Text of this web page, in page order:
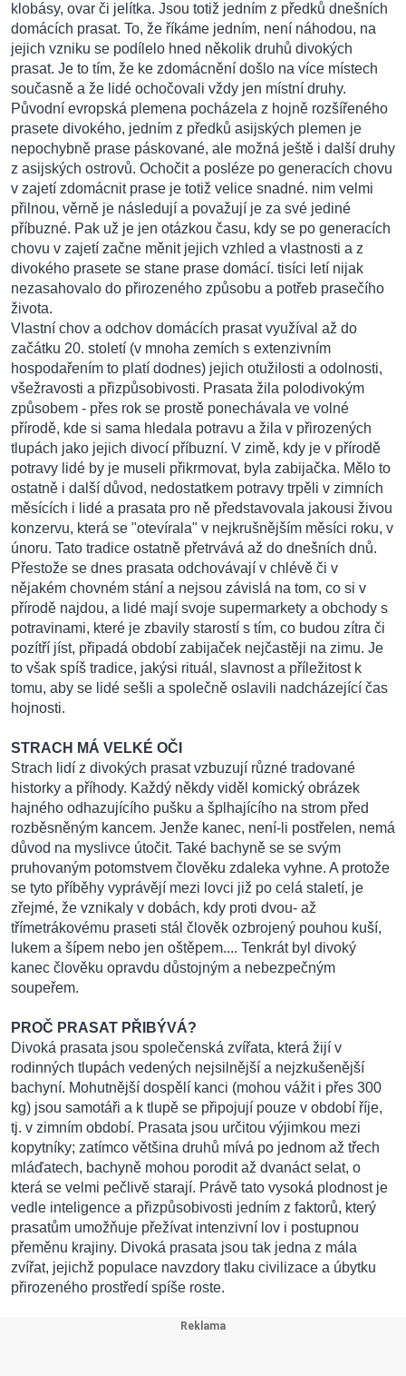
klobásy, ovar či jelítka. Jsou totiž jedním z předků dnešních
domácích prasat. To, že říkáme jedním, není náhodou, na
jejich vzniku se podílelo hned několik druhů divokých
prasat. Je to tím, že ke zdomácnění došlo na více místech
současně a že lidé ochočovali vždy jen místní druhy.
Původní evropská plemena pocházela z hojně rozšířeného
prasete divokého, jedním z předků asijských plemen je
nepochybně prase páskované, ale možná ještě i další druhy
z asijských ostrovů. Ochočit a posléze po generacích chovu
v zajetí zdomácnit prase je totiž velice snadné. nim velmi
přilnou, věrně je následují a považují je za své jediné
příbuzné. Pak už je jen otázkou času, kdy se po generacích
chovu v zajetí začne měnit jejich vzhled a vlastnosti a z
divokého prasete se stane prase domácí. tisíci letí nijak
nezasahovalo do přirozeného způsobu a potřeb prasečího
života.
Vlastní chov a odchov domácích prasat využíval až do
začátku 20. století (v mnoha zemích s extenzivním
hospodařením to platí dodnes) jejich otužilosti a odolnosti,
všežravosti a přizpůsobivosti. Prasata žila polodivokým
způsobem - přes rok se prostě ponechávala ve volné
přírodě, kde si sama hledala potravu a žila v přirozených
tlupách jako jejich divocí příbuzní. V zimě, kdy je v přírodě
potravy lidé by je museli přikrmovat, byla zabijačka. Mělo to
ostatně i další důvod, nedostatkem potravy trpěli v zimních
měsících i lidé a prasata pro ně představovala jakousi živou
konzervu, která se "otevírala" v nejkrušnějším měsíci roku, v
únoru. Tato tradice ostatně přetrvává až do dnešních dnů.
Přestože se dnes prasata odchovávají v chlévě či v
nějakém chovném stání a nejsou závislá na tom, co si v
přírodě najdou, a lidé mají svoje supermarkety a obchody s
potravinami, které je zbavily starostí s tím, co budou zítra či
pozítří jíst, připadá období zabijaček nejčastěji na zimu. Je
to však spíš tradice, jakýsi rituál, slavnost a příležitost k
tomu, aby se lidé sešli a společně oslavili nadcházející čas
hojnosti.
STRACH MÁ VELKÉ OČI
Strach lidí z divokých prasat vzbuzují různé tradované
historky a příhody. Každý někdy viděl komický obrázek
hajného odhazujícího pušku a šplhajícího na strom před
rozběsněným kancem. Jenže kanec, není-li postřelen, nemá
důvod na myslivce útočit. Také bachyně se se svým
pruhovaným potomstvem člověku zdaleka vyhne. A protože
se tyto příběhy vyprávějí mezi lovci již po celá staletí, je
zřejmé, že vznikaly v dobách, kdy proti dvou- až
třímetrákovému praseti stál člověk ozbrojený pouhou kuší,
lukem a šípem nebo jen oštěpem.... Tenkrát byl divoký
kanec člověku opravdu důstojným a nebezpečným
soupeřem.
PROČ PRASAT PŘIBÝVÁ?
Divoká prasata jsou společenská zvířata, která žijí v
rodinných tlupách vedených nejsilnější a nejzkušenější
bachyní. Mohutnější dospělí kanci (mohou vážit i přes 300
kg) jsou samotáři a k tlupě se připojují pouze v období říje,
tj. v zimním období. Prasata jsou určitou výjimkou mezi
kopytníky; zatímco většina druhů mívá po jednom až třech
mláďatech, bachyně mohou porodit až dvanáct selat, o
která se velmi pečlivě starají. Právě tato vysoká plodnost je
vedle inteligence a přizpůsobivosti jedním z faktorů, který
prasatům umožňuje přežívat intenzivní lov i postupnou
přeměnu krajiny. Divoká prasata jsou tak jedna z mála
zvířat, jejichž populace navzdory tlaku civilizace a úbytku
přirozeného prostředí spíše roste.